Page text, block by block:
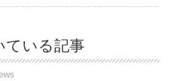
ている記事